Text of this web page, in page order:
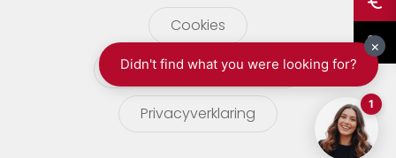
Cookies
gebruikersvoorwaarden
Privacyverklaring